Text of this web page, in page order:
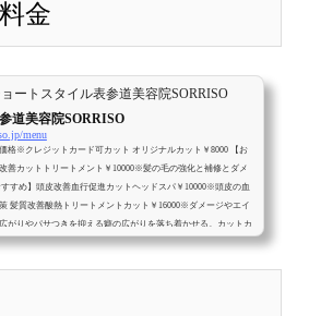
金
ートスタイル表参道美容院SORRISO
道美容院SORRISO
menu
格※クレジットカード可カット オリジナルカット￥8000 【お
善カットトリートメント￥10000※髪の毛の強化と補修とダメ
すめ】頭皮改善血行促進カットヘッドスパ￥10000※頭皮の血
髪質改善酸熱トリートメントカット￥16000※ダメージやエイ
がりやパサつきを抑える癖の広がりを落ち着かせる。カットカ